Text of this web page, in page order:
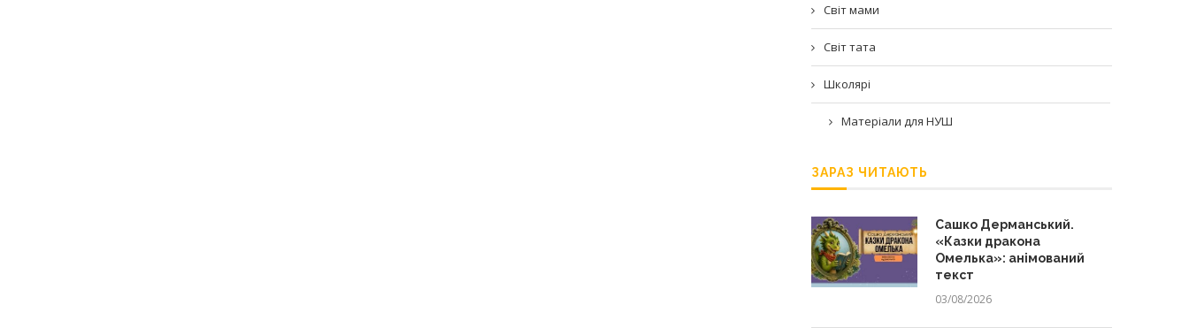
Світ мами
Світ тата
Школярі
Матеріали для НУШ
ЗАРАЗ ЧИТАЮТЬ
Сашко Дерманський.
«Казки дракона
Омелька»: анімований
текст
03/08/2026